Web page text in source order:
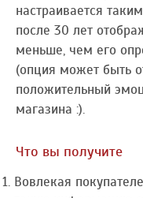
настраивается
после 30 лет
меньше, чем его
(опция может быть
положительный
магазина :).
Что вы получите
Вовлекая